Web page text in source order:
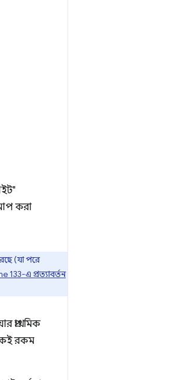
করা
(যা পরে
133-এ প্রত্যাবর্তন
প্রাথমিক
রকম